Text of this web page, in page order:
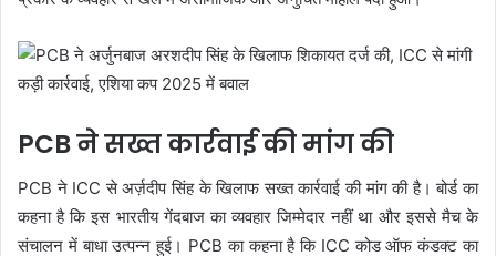
PCB ने सख्त कार्रवाई की मांग की
PCB ने ICC से अर्ज़दीप सिंह के खिलाफ सख्त कार्रवाई की मांग की है। बोर्ड का
कहना है कि इस भारतीय गेंदबाज का व्यवहार जिम्मेदार नहीं था और इससे मैच के
संचालन में बाधा उत्पन्न हुई। PCB का कहना है कि ICC कोड ऑफ कंडक्ट का